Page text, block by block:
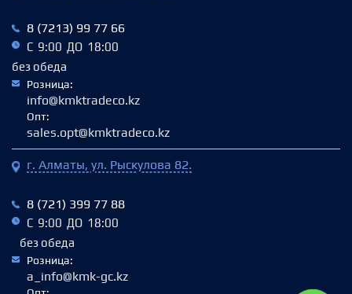
8 (7213) 99 77 66
С 9:00 ДО 18:00
без обеда
Розница:
info@kmktradeco.kz
Опт:
sales.opt@kmktradeco.kz
г. Алматы, ул. Рыскулова 82.
8 (721) 399 77 88
С 9:00 ДО 18:00
без обеда
Розница:
a_info@kmk-gc.kz